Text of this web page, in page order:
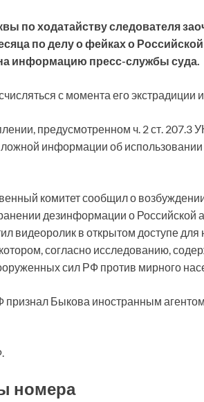
по ходатайству следователя
по делу о фейках о
информацию пресс-службы суда.
с момента его экстрадиции
предусмотренном ч. 2 ст. 207.3
ложной информации об
комитет сообщил о
дезинформации о
видеоролик в открытом доступе для
согласно исследованию,
сил РФ против мирного
Быкова иностранным
номера